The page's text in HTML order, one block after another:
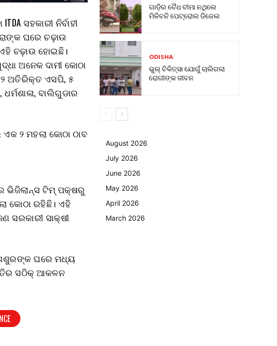
ସହକାରୀ ନିର୍ବାହୀ
ଘରେ ଚଢ଼ାଉ
ଚଢ଼ାଉ ହୋଇଛି।
ଅନେକ ଦାମୀ କୋଠା
ଅତିରିକ୍ତ ଏସପି, ୫
ବାଲିଗୁଡାର
୨ ମହଲା କୋଠା ଠାବ
ଭିଜିଲାନ୍ସ ଟିମ୍ ପକ୍ଷରୁ
କୋଠା ରହିଛି। ଏହି
ସାକ୍ଷୀ
ଶଶୁରଙ୍କ ଘରେ ମଧ୍ୟ
ସଠିକ୍ ଆକଳନ
ଗାଡ଼ିର ବୈଧ ବୀମା ନଥିଲେ
ମିଳିବନି ପେଟ୍ରୋଲ ଡିଜେଲ
ODISHA
ଭୁଲ୍ ଚିକିତ୍ସା ଯୋଗୁଁ ଚାଲିଗଲା
ରୋଗୀଙ୍କ ଜୀବନ
August 2026
July 2026
June 2026
May 2026
April 2026
March 2026